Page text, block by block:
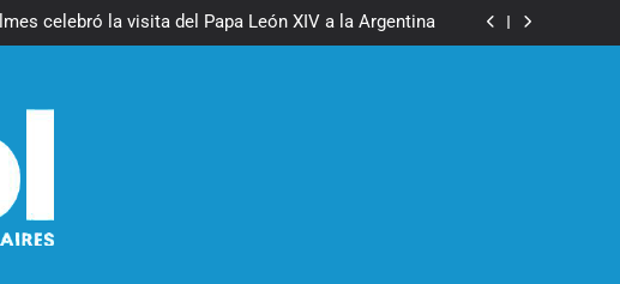
celebró la visita del Papa León XIV a la Argentina
se sumaron a la marcha frente al Congreso contra la
celebró la visita del Papa León XIV a la Argentina
se sumaron a la marcha frente al Congreso contra la
para los activos argentinos: cayeron las acciones
y el riesgo país quedó al borde de los 450 puntos